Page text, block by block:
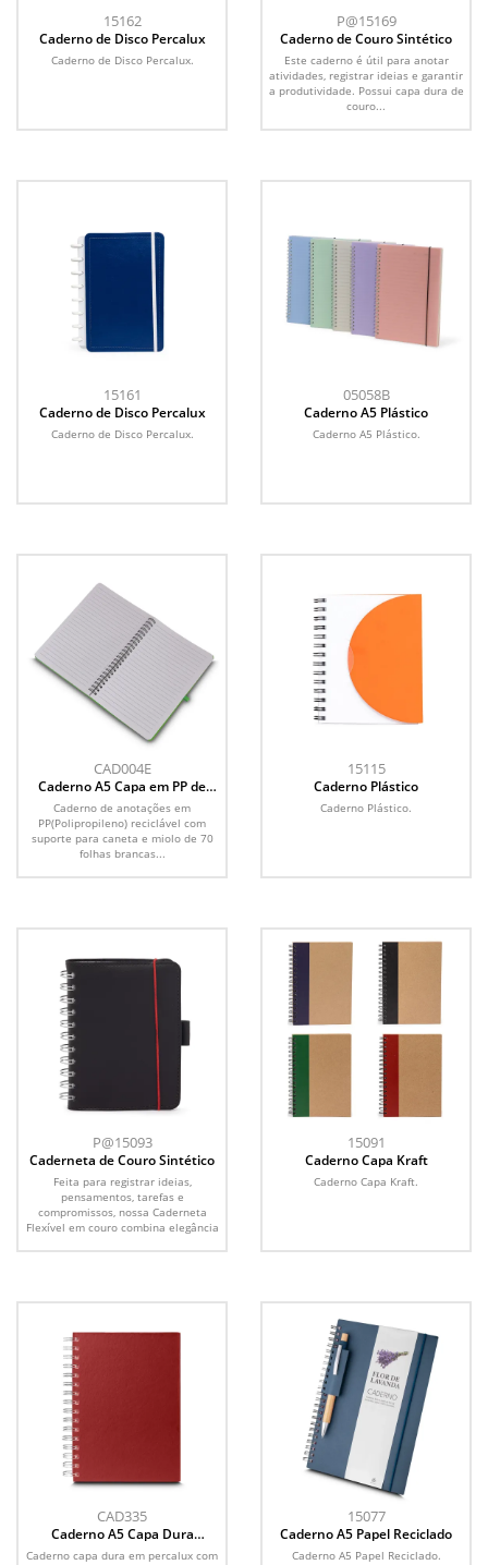
15162
Caderno de Disco Percalux
Caderno de Disco Percalux.
P@15169
Caderno de Couro Sintético
Este caderno é útil para anotar
atividades, registrar ideias e garantir
a produtividade. Possui capa dura de
couro...
15161
Caderno de Disco Percalux
Caderno de Disco Percalux.
05058B
Caderno A5 Plástico
Caderno A5 Plástico.
CAD004E
Caderno A5 Capa em PP de
anotações
Caderno de anotações em
PP(Polipropileno) reciclável com
suporte para caneta e miolo de 70
folhas brancas...
15115
Caderno Plástico
Caderno Plástico.
P@15093
Caderneta de Couro Sintético
Feita para registrar ideias,
pensamentos, tarefas e
compromissos, nossa Caderneta
Flexível em couro combina elegância
15091
Caderno Capa Kraft
Caderno Capa Kraft.
CAD335
Caderno A5 Capa Dura
Percalux
Caderno capa dura em percalux com
15077
Caderno A5 Papel Reciclado
Caderno A5 Papel Reciclado.